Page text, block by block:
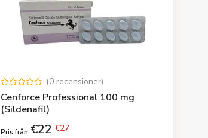
(0 recensioner)
Cenforce Professional 100 mg
(Sildenafil)
Pris från €22 €27